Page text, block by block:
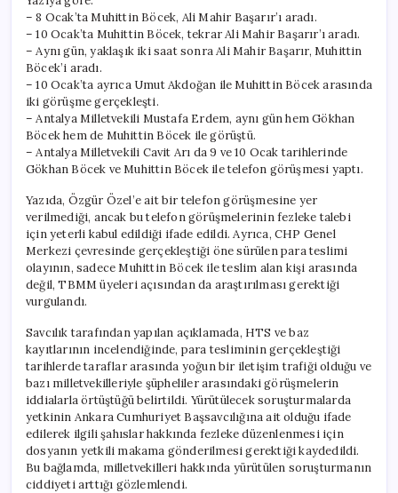
– 8 Ocak’ta Muhittin Böcek, Ali Mahir Başarır’ı aradı.
– 10 Ocak’ta Muhittin Böcek, tekrar Ali Mahir Başarır’ı aradı.
– Aynı gün, yaklaşık iki saat sonra Ali Mahir Başarır, Muhittin
Böcek’i aradı.
– 10 Ocak’ta ayrıca Umut Akdoğan ile Muhittin Böcek arasında
iki görüşme gerçekleşti.
– Antalya Milletvekili Mustafa Erdem, aynı gün hem Gökhan
Böcek hem de Muhittin Böcek ile görüştü.
– Antalya Milletvekili Cavit Arı da 9 ve 10 Ocak tarihlerinde
Gökhan Böcek ve Muhittin Böcek ile telefon görüşmesi yaptı.
Yazıda, Özgür Özel’e ait bir telefon görüşmesine yer
verilmediği, ancak bu telefon görüşmelerinin fezleke talebi
için yeterli kabul edildiği ifade edildi. Ayrıca, CHP Genel
Merkezi çevresinde gerçekleştiği öne sürülen para teslimi
olayının, sadece Muhittin Böcek ile teslim alan kişi arasında
değil, TBMM üyeleri açısından da araştırılması gerektiği
vurgulandı.
Savcılık tarafından yapılan açıklamada, HTS ve baz
kayıtlarının incelendiğinde, para tesliminin gerçekleştiği
tarihlerde taraflar arasında yoğun bir iletişim trafiği olduğu ve
bazı milletvekilleriyle şüpheliler arasındaki görüşmelerin
iddialarla örtüştüğü belirtildi. Yürütülecek soruşturmalarda
yetkinin Ankara Cumhuriyet Başsavcılığına ait olduğu ifade
edilerek ilgili şahıslar hakkında fezleke düzenlenmesi için
dosyanın yetkili makama gönderilmesi gerektiği kaydedildi.
Bu bağlamda, milletvekilleri hakkında yürütülen soruşturmanın
ciddiyeti arttığı gözlemlendi.